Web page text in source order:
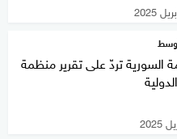
السورية تردّ على تقرير منظمة